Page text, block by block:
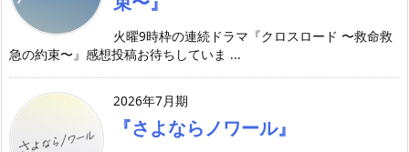
火曜9時枠の連続ドラマ『クロスロード 〜救命救
急の約束〜』感想投稿お待ちしていま ...
2026年7月期
『さよならノワール』